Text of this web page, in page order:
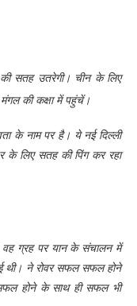
सतह उतरेगी। चीन के लिए
की कक्षा में पहुंचें।
के नाम पर है। ये नई दिल्ली
के लिए सतह की पिंग कर रहा
ग्रह पर यान के संचालन में
ने️ रोवर️ सफल️️️️ सफल होने
होने के साथ ही सफल भी